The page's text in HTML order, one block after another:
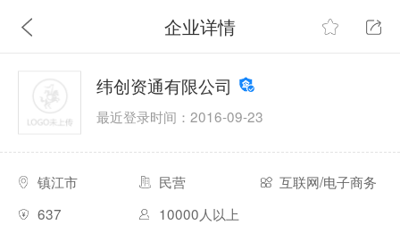
企业详情
纬创资通有限公司
最近登录时间：2016-09-23
镇江市 民营
互联网/电子商务
637
10000人以上